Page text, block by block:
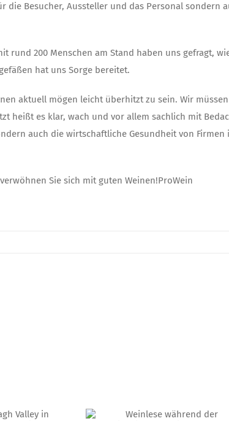
Besucher, Aussteller und das Personal sondern
rund 200 Menschen am Stand haben uns gefragt,
hat uns Sorge bereitet.
aktuell mögen leicht überhitzt zu sein. Wir
heißt es klar, wach und vor allem sachlich mit
auch die wirtschaftliche Gesundheit von Firmen
Sie sich mit guten Weinen!ProWein